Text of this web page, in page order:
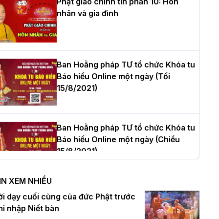
thượng Thích Quảng Tùng tái đắc
Trưởng BTS GHPGVN thành phố Hải
nhiệm kỳ 2026 – 2031
tọa Thích Tâm Chính được suy
tân Trưởng ban Trị sự GHPGVN tỉnh
Nội: Tăng Ni Trường hạ Bồ Đề trang
tác pháp Tiền an cư PL.2570 –
nhân và gia đình
Ban Hoằng pháp TƯ tổ chức Khóa tu
Báo hiếu Online một ngày (Tối
15/8/2021)
Ban Hoằng pháp TƯ tổ chức Khóa tu
Báo hiếu Online một ngày (Chiều
15/8/2021)
Ban Hoằng pháp TƯ tổ chức Khóa tu
Báo hiếu Online một ngày (Sáng
15/8/2021)
XEM NHIỀU
dạy cuối cùng của đức Phật trước
nhập Niết bàn